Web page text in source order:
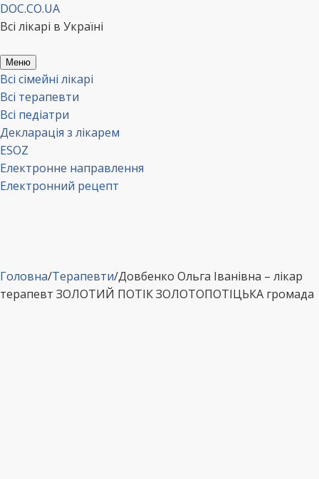
Перейти
до
DOC.CO.UA
Всі лікарі в Україні
Меню
Всі сімейні лікарі
Всі терапевти
Всі педіатри
Декларація з лікарем
ESOZ
Електронне направлення
Електронний рецепт
Головна/Терапевти/Довбенко Ольга Іванівна – лікар
терапевт ЗОЛОТИЙ ПОТІК ЗОЛОТОПОТІЦЬКА громада